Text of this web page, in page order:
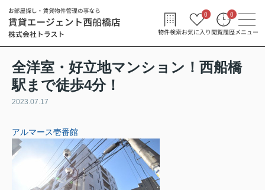
物件検索お気に入り
0
閲覧履歴
0
メニュー
全洋室・好立地マンション！西船橋
駅まで徒歩4分！
2023.07.17
アルマース壱番館